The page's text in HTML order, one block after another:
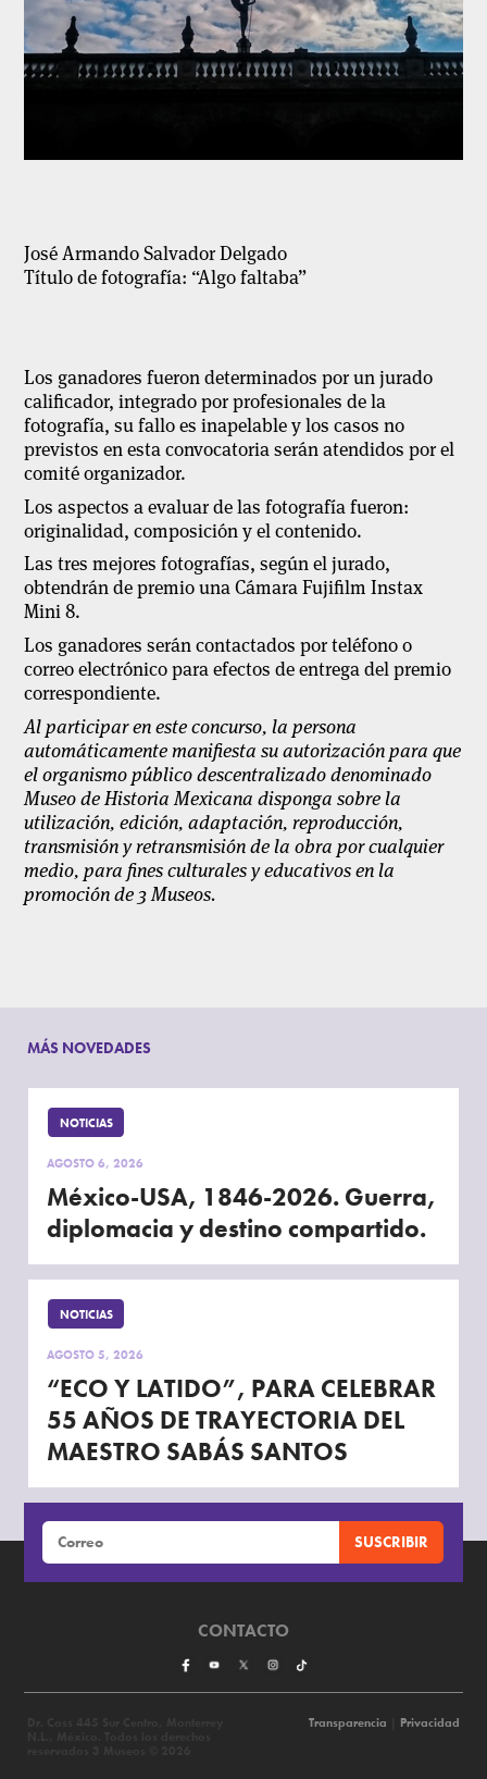
José Armando Salvador Delgado
Título de fotografía: “Algo faltaba”
Los ganadores fueron determinados por un jurado
calificador, integrado por profesionales de la
fotografía, su fallo es inapelable y los casos no
previstos en esta convocatoria serán atendidos por el
comité organizador.
Los aspectos a evaluar de las fotografía fueron:
originalidad, composición y el contenido.
Las tres mejores fotografías, según el jurado,
obtendrán de premio una Cámara Fujifilm Instax
Mini 8.
Los ganadores serán contactados por teléfono o
correo electrónico para efectos de entrega del premio
correspondiente.
Al participar en este concurso, la persona
automáticamente mani­fiesta su autorización para que
el organismo público descentralizado denominado
Museo de Historia Mexicana disponga sobre la
utilización, edición, adaptación, reproducción,
transmisión y retransmisión de la obra por cualquier
medio, para ­fines culturales y educativos en la
promoción de 3 Museos.
MÁS NOVEDADES
NOTICIAS
AGOSTO 6, 2026
México-USA, 1846-2026. Guerra,
diplomacia y destino compartido.
NOTICIAS
AGOSTO 5, 2026
“ECO Y LATIDO”, PARA CELEBRAR
55 AÑOS DE TRAYECTORIA DEL
MAESTRO SABÁS SANTOS
CONTACTO
Transparencia Privacidad